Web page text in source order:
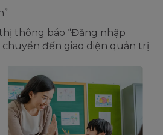
thông báo “Đăng nhập
chuyển đến giao diện quản trị